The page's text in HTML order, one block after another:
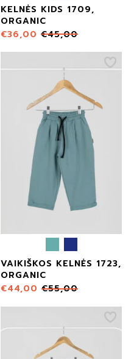
KELNĖS KIDS 1709,
ORGANIC
€36,00 €45,00
VAIKIŠKOS KELNĖS 1723,
ORGANIC
€44,00 €55,00